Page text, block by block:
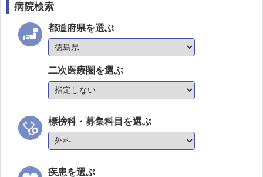
病院検索
都道府県を選ぶ
二次医療圏を選ぶ
標榜科・募集科目を選ぶ
疾患を選ぶ